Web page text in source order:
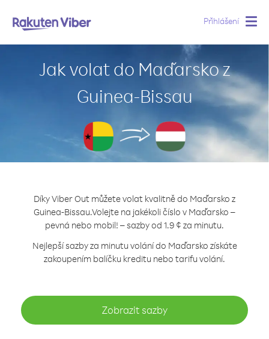
Přihlášení
Jak volat do Maďarsko z
Guinea-Bissau
Díky Viber Out můžete volat kvalitně do Maďarsko z
Guinea-Bissau.Volejte na jakékoli číslo v Maďarsko –
pevná nebo mobil! – sazby od 1.9 ¢ za minutu.
Nejlepší sazby za minutu volání do Maďarsko získáte
zakoupením balíčku kreditu nebo tarifu volání.
Zobrazit sazby